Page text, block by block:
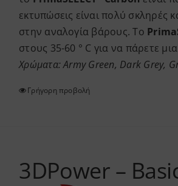
εκτυπώσεις είναι πολύ σκληρές
στην αναλογία βάρους. Το
στους 35-60 ° C για να πάρετε
Χρώματα: Army Green, Dark Grey,
Γρήγορη προβολή
3DPower –